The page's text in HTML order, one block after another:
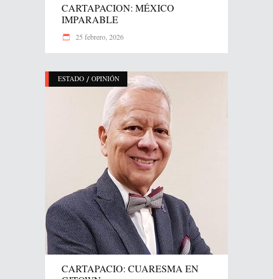
CARTAPACION: MÉXICO
IMPARABLE
25 febrero, 2026
ESTADO / OPINIÓN
CARTAPACIO: CUARESMA EN